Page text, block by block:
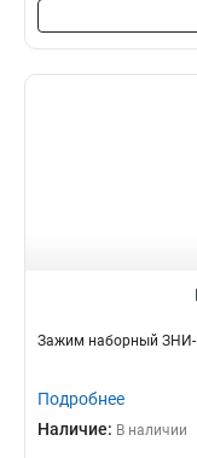
Зажим наборный
Подробнее
Наличие: В наличии